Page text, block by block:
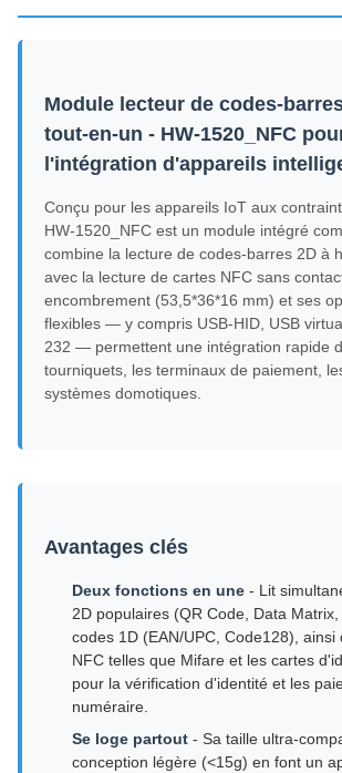
Module lecteur de codes-
tout-en-un - HW-1520_NFC
l'intégration d'appareils
Conçu pour les appareils IoT aux
HW-1520_NFC est un module intégré
combine la lecture de codes-barres 2D à
avec la lecture de cartes NFC sans
encombrement (53,5*36*16 mm) et ses
flexibles — y compris USB-HID, USB
232 — permettent une intégration rapide
tourniquets, les terminaux de paiement,
systèmes domotiques.
Avantages clés
Deux fonctions en une - Lit
2D populaires (QR Code, Data
codes 1D (EAN/UPC, Code128), ainsi
NFC telles que Mifare et les cartes
pour la vérification d'identité et les
numéraire.
Se loge partout - Sa taille ultra-
conception légère (<15g) en font un